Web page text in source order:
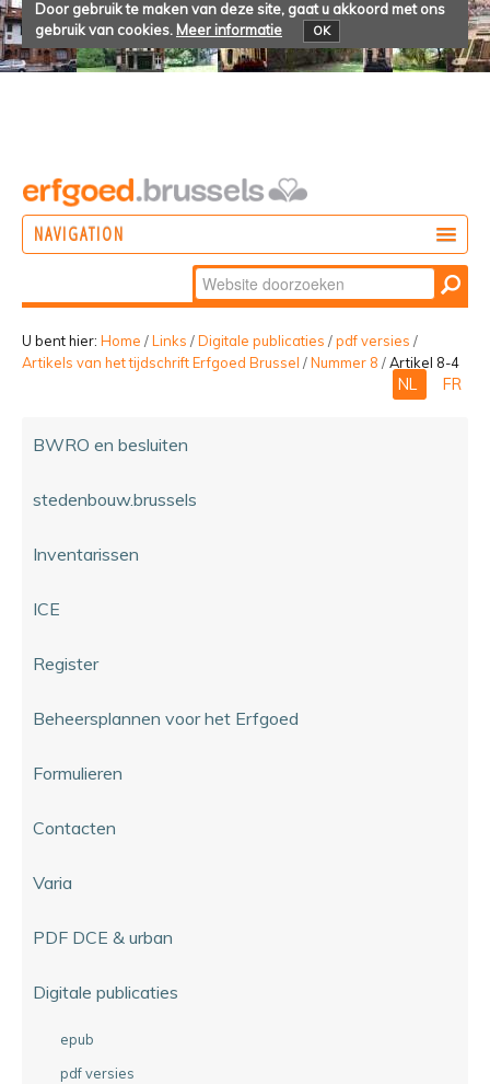
Door gebruik te maken van deze site, gaat u akkoord met ons
gebruik van cookies. Meer informatie OK
NAVIGATION
BELEVEN
Zoek
Geavanceerd
zoeken...
U bent hier: Home /Links /Digitale publicaties /pdf versies /
Artikels van het tijdschrift Erfgoed Brussel /Nummer 8 /Artikel 8-4
NL FR
BWRO en besluiten
stedenbouw.brussels
Inventarissen
ICE
Register
Beheersplannen voor het Erfgoed
Formulieren
Contacten
Varia
PDF DCE & urban
Digitale publicaties
epub
pdf versies